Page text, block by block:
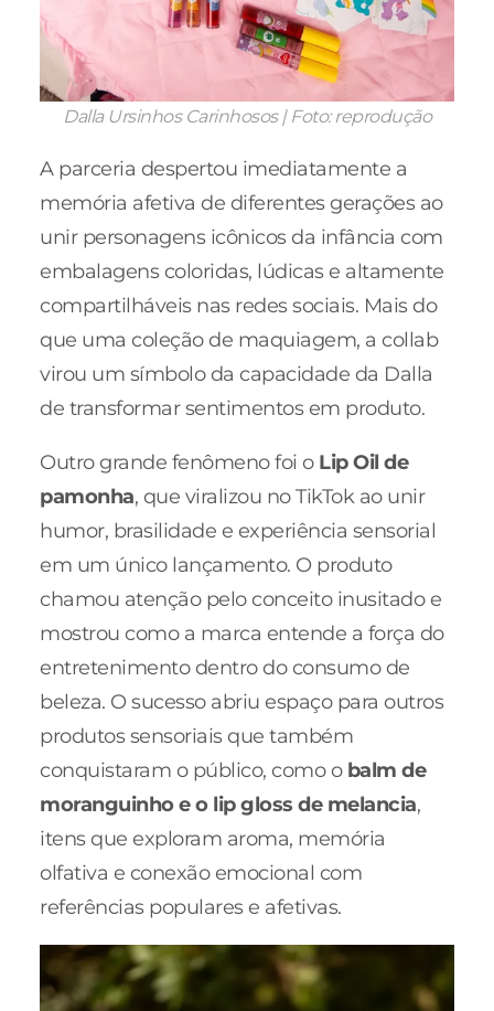
Dalla Ursinhos Carinhosos | Foto: reprodução
A parceria despertou imediatamente a
memória afetiva de diferentes gerações ao
unir personagens icônicos da infância com
embalagens coloridas, lúdicas e altamente
compartilháveis nas redes sociais. Mais do
que uma coleção de maquiagem, a collab
virou um símbolo da capacidade da Dalla
de transformar sentimentos em produto.
Outro grande fenômeno foi oLip Oil de
pamonha, que viralizou no TikTok ao unir
humor, brasilidade e experiência sensorial
em um único lançamento. O produto
chamou atenção pelo conceito inusitado e
mostrou como a marca entende a força do
entretenimento dentro do consumo de
beleza. O sucesso abriu espaço para outros
produtos sensoriais que também
conquistaram o público, como obalm de
moranguinho e o lip gloss de melancia,
itens que exploram aroma, memória
olfativa e conexão emocional com
referências populares e afetivas.